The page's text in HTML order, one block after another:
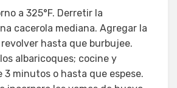
a 325°F. Derretir la
cacerola mediana. Agregar la
hasta que burbujee.
albaricoques; cocine y
minutos o hasta que espese.